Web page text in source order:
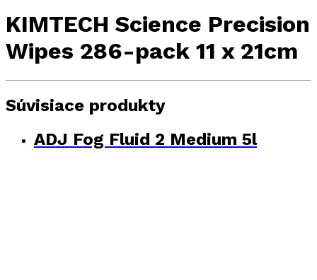
KIMTECH Science Precision
Wipes 286-pack 11 x 21cm
Súvisiace produkty
ADJ Fog Fluid 2 Medium 5l